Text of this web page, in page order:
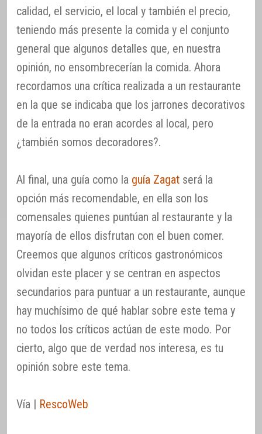
calidad, el servicio, el local y también el precio,
teniendo más presente la comida y el conjunto
general que algunos detalles que, en nuestra
opinión, no ensombrecerían la comida. Ahora
recordamos una crítica realizada a un restaurante
en la que se indicaba que los jarrones decorativos
de la entrada no eran acordes al local, pero
¿también somos decoradores?.
Al final, una guía como la guía Zagat será la
opción más recomendable, en ella son los
comensales quienes puntúan al restaurante y la
mayoría de ellos disfrutan con el buen comer.
Creemos que algunos críticos gastronómicos
olvidan este placer y se centran en aspectos
secundarios para puntuar a un restaurante, aunque
hay muchísimo de qué hablar sobre este tema y
no todos los críticos actúan de este modo. Por
cierto, algo que de verdad nos interesa, es tu
opinión sobre este tema.
Vía | RescoWeb